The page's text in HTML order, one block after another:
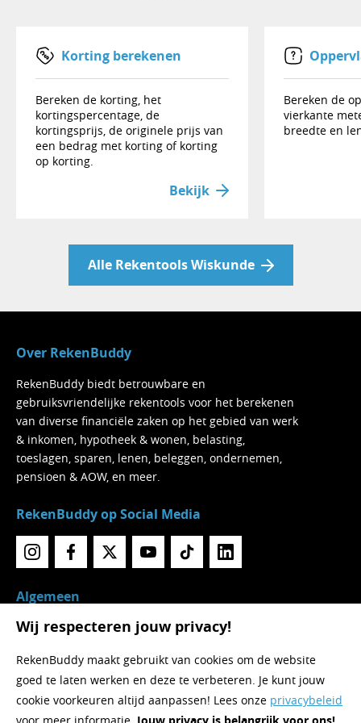
Deze berekening is nuttig voor het meten
van groei of afname in verschillende
veranderingen in meetwaarden.
Korting berekenen
Bereken de korting, het
kortingspercentage, de
kortingsprijs, de originele prijs van
een bedrag met korting of korting
op korting.
Bekijk
Bereken de
vierkante
breedte en
Alle Rekentools Wiskunde
Over RekenBuddy
RekenBuddy biedt betrouwbare en
gebruiksvriendelijke rekentools voor het berekenen
van diverse financiële zaken op het gebied van werk
& inkomen, hypotheek & wonen, belasting,
toeslagen, sparen, lenen, beleggen, ondernemen,
pensioen & AOW, en meer.
RekenBuddy op Social Media
Algemeen
Home
Rekentools
Nieuws
Wij respecteren jouw privacy!
RekenBuddy maakt gebruikt van cookies om de website
goed te laten werken en deze te verbeteren. Je kunt jouw
cookie voorkeuren altijd aanpassen! Lees onze privacybeleid